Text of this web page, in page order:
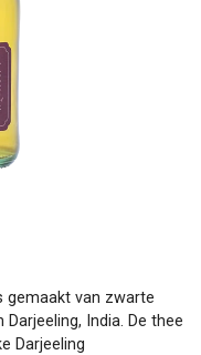
gemaakt van zwarte
India. De thee
Darjeeling